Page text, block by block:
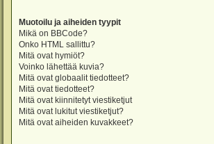
Muotoilu ja aiheiden tyypit
Mikä on BBCode?
Onko HTML sallittu?
Mitä ovat hymiöt?
Voinko lähettää kuvia?
Mitä ovat globaalit tiedotteet?
Mitä ovat tiedotteet?
Mitä ovat kiinnitetyt viestiketjut
Mitä ovat lukitut viestiketjut?
Mitä ovat aiheiden kuvakkeet?